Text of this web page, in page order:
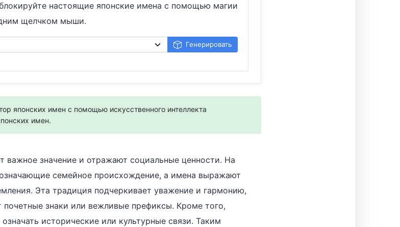
настоящие японские имена с помощью магии
щелчком мыши.
Генерировать
японских имен с помощью искусственного интеллекта
имен.
важное значение и отражают социальные ценности. На
семейное происхождение, а имена выражают
Эта традиция подчеркивает уважение и гармонию,
почетные знаки или вежливые префиксы. Кроме того,
исторические или культурные связи. Таким